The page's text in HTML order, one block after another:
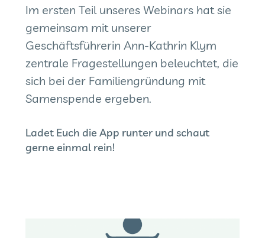
Im ersten Teil unseres Webinars hat sie
gemeinsam mit unserer
Geschäftsführerin Ann-Kathrin Klym
zentrale Fragestellungen beleuchtet, die
sich bei der Familiengründung mit
Samenspende ergeben.
Ladet Euch die App runter und schaut
gerne einmal rein!